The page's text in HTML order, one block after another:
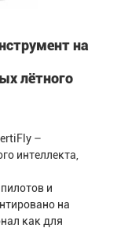
на
лётного
–
интеллекта,
и
на
как для